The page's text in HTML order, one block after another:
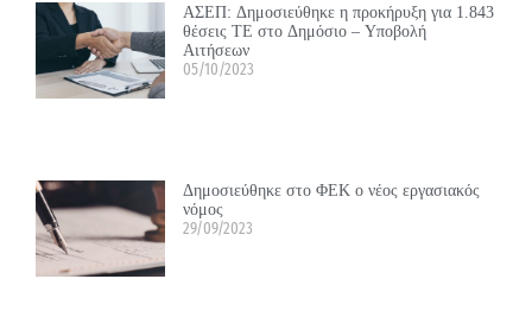
ΑΣΕΠ: Δημοσιεύθηκε η προκήρυξη για 1.843
θέσεις ΤΕ στο Δημόσιο – Υποβολή
Αιτήσεων
05/10/2023
Δημοσιεύθηκε στο ΦΕΚ ο νέος εργασιακός
νόμος
29/09/2023